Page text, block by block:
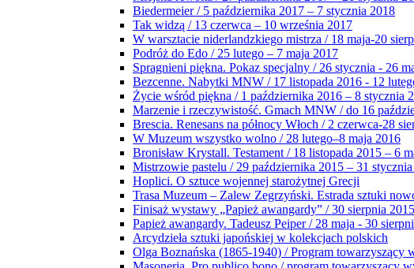
Biedermeier / 5 października 2017 – 7 stycznia 2018
Tak widzą / 13 czerwca – 10 września 2017
W warsztacie niderlandzkiego mistrza / 18 maja-20
Podróż do Edo / 25 lutego – 7 maja 2017
Spragnieni piękna. Pokaz specjalny / 26 stycznia - 26
Bezcenne. Nabytki MNW / 17 listopada 2016 - 12
Życie wśród piękna / 1 października 2016 – 8 stycznia
Marzenie i rzeczywistość. Gmach MNW / do 16
Brescia. Renesans na północy Włoch / 2 czerwca-28
W Muzeum wszystko wolno / 28 lutego–8 maja 2016
Bronisław Krystall. Testament / 18 listopada 2015 – 6
Mistrzowie pastelu / 29 października 2015 – 31
Hoplici. O sztuce wojennej starożytnej Grecji
Trasa Muzeum – Zalew Zegrzyński. Estrada sztuki
Finisaż wystawy „Papież awangardy” / 30 sierpnia 2015
Papież awangardy. Tadeusz Peiper / 28 maja - 30
Arcydzieła sztuki japońskiej w kolekcjach polskich
Olga Boznańska (1865-1940) / Program towarzyszący